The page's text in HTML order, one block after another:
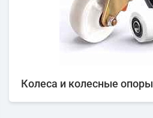
Колеса и колесные опоры